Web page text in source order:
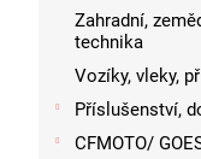
Zahradní,
technika
Vozíky, vleky,
Příslušenství,
CFMOTO/